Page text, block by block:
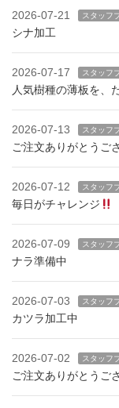
2026-07-21 スタッフ
シナ加工
2026-07-17 スタッフ
人気樹種の薄板を、
2026-07-13 スタッフ
ご注文ありがとうご
2026-07-12 スタッフ
毎日がチャレンジ
2026-07-09 スタッフ
ナラ準備中
2026-07-03 スタッフ
カツラ加工中
2026-07-02 スタッフ
ご注文ありがとうご